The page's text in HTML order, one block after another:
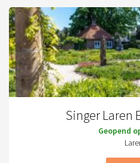
Singer Laren
Geopend